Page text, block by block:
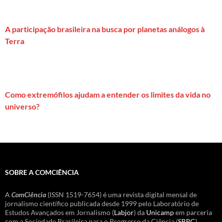
A participação brasileira na busca por planetas análogos à
Terra
Como extremófilos ajudam a entender os limites da vida no
universo?
SOBRE A COMCIÊNCIA
A ComCiência (ISSN 1519-7654) é uma revista digital mensal de
jornalismo científico publicada desde 1999 pelo Laboratório de
Estudos Avançados em Jornalismo (Labjor) da Unicampem parceria